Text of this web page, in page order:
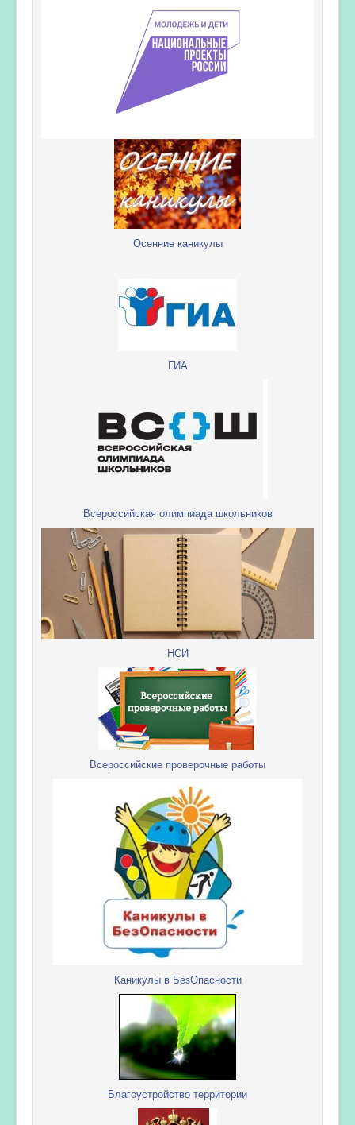
Осенние каникулы
ГИА
Всероссийская олимпиада школьников
НСИ
Всероссийские проверочные работы
Каникулы в БезОпасности
Благоустройство территории